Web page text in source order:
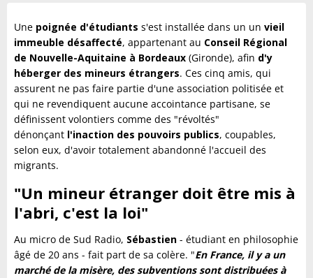
Une poignée d'étudiants s'est installée dans un un vieil
immeuble désaffecté, appartenant au Conseil Régional
de Nouvelle-Aquitaine à Bordeaux (Gironde), afin d'y
héberger des mineurs étrangers. Ces cinq amis, qui
assurent ne pas faire partie d'une association politisée et
qui ne revendiquent aucune accointance partisane, se
définissent volontiers comme des "révoltés"
dénonçant l'inaction des pouvoirs publics, coupables,
selon eux, d'avoir totalement abandonné l'accueil des
migrants.
"Un mineur étranger doit être mis à
l'abri, c'est la loi"
Au micro de Sud Radio, Sébastien - étudiant en philosophie
âgé de 20 ans - fait part de sa colère. "En France, il y a un
marché de la misère, des subventions sont distribuées à